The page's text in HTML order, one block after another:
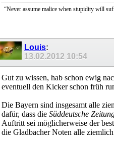
“Never assume malice when stupidity will
Louis:
13.02.2012 10:54
Gut zu wissen, hab schon ewig
eventuell den Kicker schon früh
Die Bayern sind insgesamt alle
dafür, dass die Süddeutsche
Auftritt sei möglicherweise der
die Gladbacher Noten alle